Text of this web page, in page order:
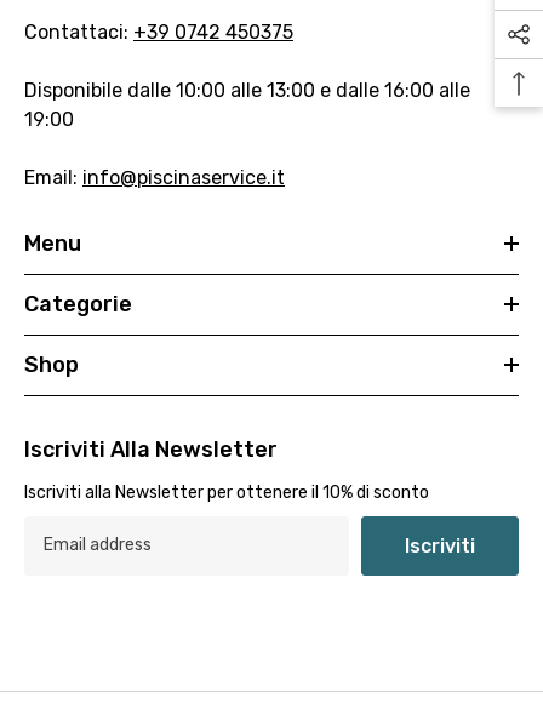
Contattaci: +39 0742 450375
Disponibile dalle 10:00 alle 13:00 e dalle 16:00 alle
19:00
Email: info@piscinaservice.it
Menu
Categorie
Shop
Iscriviti Alla Newsletter
Iscriviti alla Newsletter per ottenere il 10% di sconto
Iscriviti